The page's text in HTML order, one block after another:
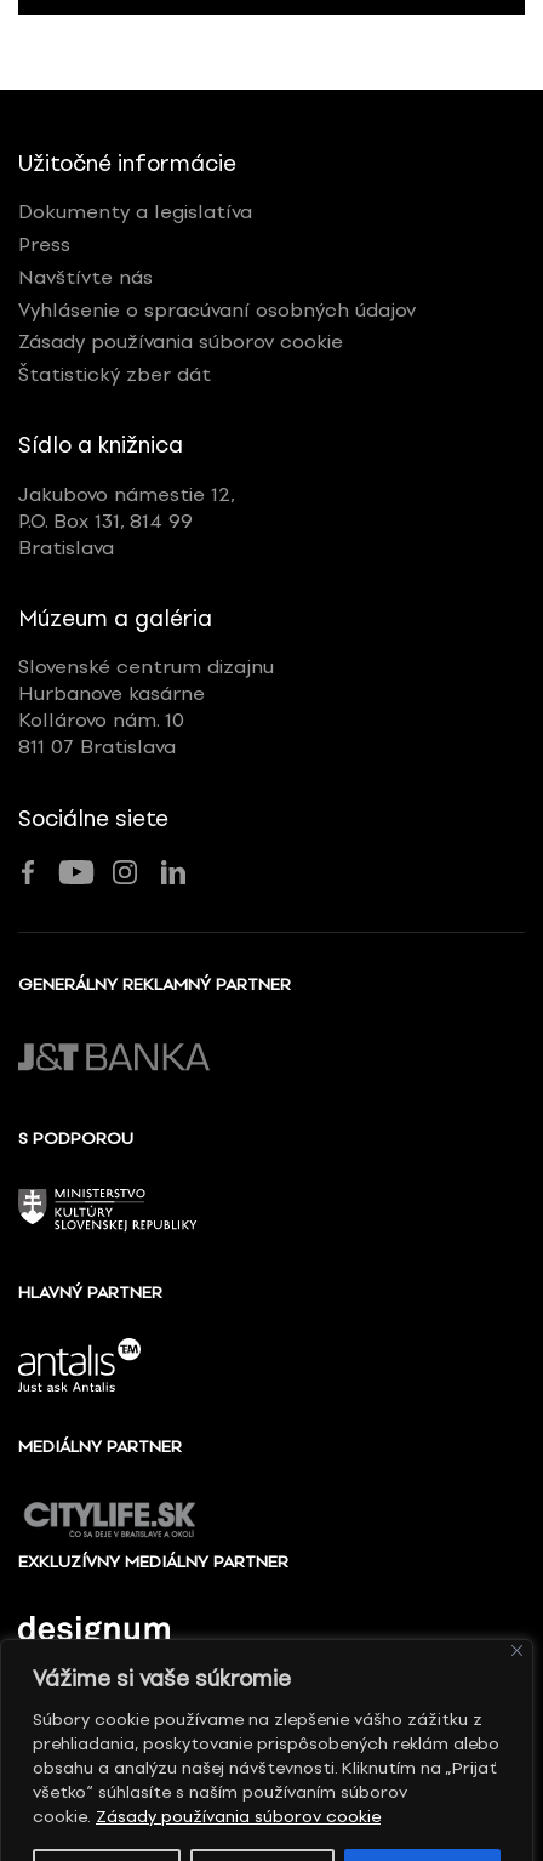
Vážime si vaše súkromie
Súbory cookie používame na zlepšenie vášho zážitku z
prehliadania, poskytovanie prispôsobených reklám alebo
obsahu a analýzu našej návštevnosti. Kliknutím na „Prijať
všetko“ súhlasíte s naším používaním súborov
cookie. Zásady používania súborov cookie
Užitočné informácie
Dokumenty a legislatíva
Press
Navštívte nás
Vyhlásenie o spracúvaní osobných údajov
Zásady používania súborov cookie
Štatistický zber dát
Sídlo a knižnica
Jakubovo námestie 12,
P.O. Box 131, 814 99
Bratislava
Múzeum a galéria
Slovenské centrum dizajnu
Hurbanove kasárne
Kollárovo nám. 10
811 07 Bratislava
Sociálne siete
GENERÁLNY REKLAMNÝ PARTNER
S PODPOROU
HLAVNÝ PARTNER
MEDIÁLNY PARTNER
EXKLUZÍVNY MEDIÁLNY PARTNER
© 2010 - 2026 Slovenské centrum dizajnu, Všetky
práva vyhradené